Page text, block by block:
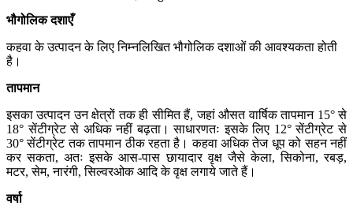
भौगोलिक दशाएँ
कहवा के उत्पादन के लिए निम्नलिखित भौगोलिक दशाओं की आवश्यकता होती
है।
तापमान
इसका उत्पादन उन क्षेत्रों तक ही सीमित हैं, जहां औसत वार्षिक तापमान 15° से
18° सेंटीग्रेट से अधिक नहीं बढ़ता। साधारणतः इसके लिए 12° सेंटीग्रेट से
30° सेंटीग्रेट तक तापमान ठीक रहता है। कहवा अधिक तेज धूप को सहन नहीं
कर सकता, अतः इसके आस-पास छायादार वृक्ष जैसे केला, सिकोना, रबड़,
मटर, सेम, नारंगी, सिल्वरओक आदि के वृक्ष लगाये जाते हैं।
वर्षा